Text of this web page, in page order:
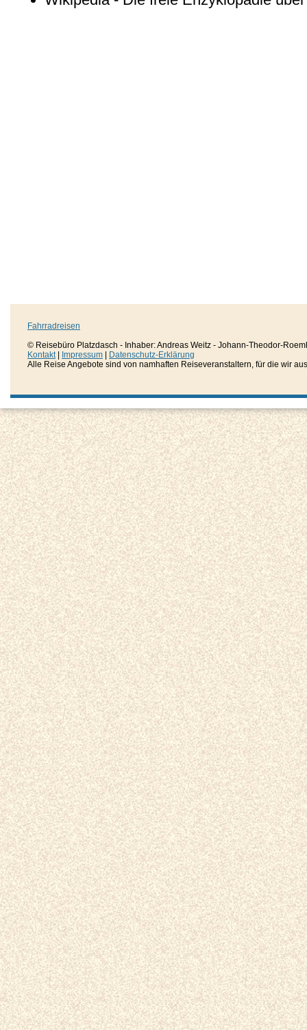
Fahrradreisen
© Reisebüro Platzdasch - Inhaber: Andreas Weitz - Johann-Theodor-
Kontakt| Impressum
Datenschutz-Erklärung
Alle Reise Angebote sind von namhaften Reiseveranstaltern, für die wir